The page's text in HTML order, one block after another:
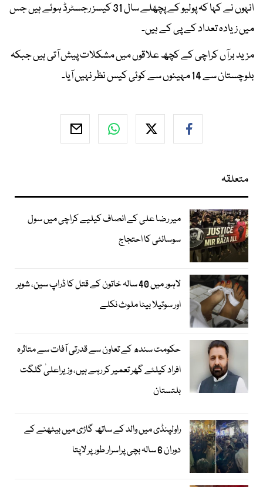
انہوں نے کہا کہ پولیو کے پچھلے سال 31 کیسز رجسٹرڈ ہوئے ہیں جس
میں زیادہ تعداد کے پی کے ہیں۔
مزید برآں کراچی کے کچھ علاقوں میں مشکلات پیش آتی ہیں جبکہ
بلوچستان سے 14 مہینوں سے کوئی کیس نظر نہیں آیا۔
متعلقہ
میر رضا علی کے انصاف کیلیے کراچی میں سول
سوسائٹی کا احتجاج
لاہور میں 40 سالہ خاتون کے قتل کا ڈراپ سین، شوہر
اور سوتیلا بیٹا ملوث نکلے
حکومت سندھ کے تعاون سے قدرتی آفات سے متاثرہ
افراد کیلئے گھر تعمیر کر رہے ہیں، وزیراعلیٰ گلگت
بلتستان
راولپنڈی میں والد کے ساتھ گاڑی میں بیٹھنے کے
دوران 6 سالہ بچی پراسرار طور پر لاپتا